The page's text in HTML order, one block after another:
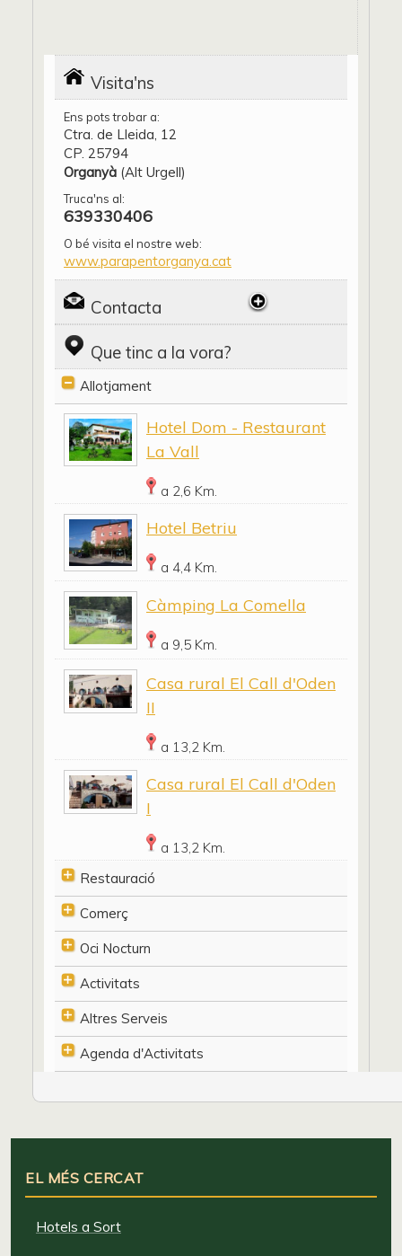
Visita'ns
Ens pots trobar a:
Ctra. de Lleida, 12
CP. 25794
Organyà (Alt Urgell)
Truca'ns al:
639330406
O bé visita el nostre web:
www.parapentorganya.cat
Contacta
Que tinc a la vora?
Allotjament
Hotel Dom - Restaurant
La Vall
a 2,6 Km.
Hotel Betriu
a 4,4 Km.
Càmping La Comella
a 9,5 Km.
Casa rural El Call d'Oden
II
a 13,2 Km.
Casa rural El Call d'Oden
I
a 13,2 Km.
Restauració
Comerç
Oci Nocturn
Activitats
Altres Serveis
Agenda d'Activitats
EL MÉS CERCAT
Hotels a Sort